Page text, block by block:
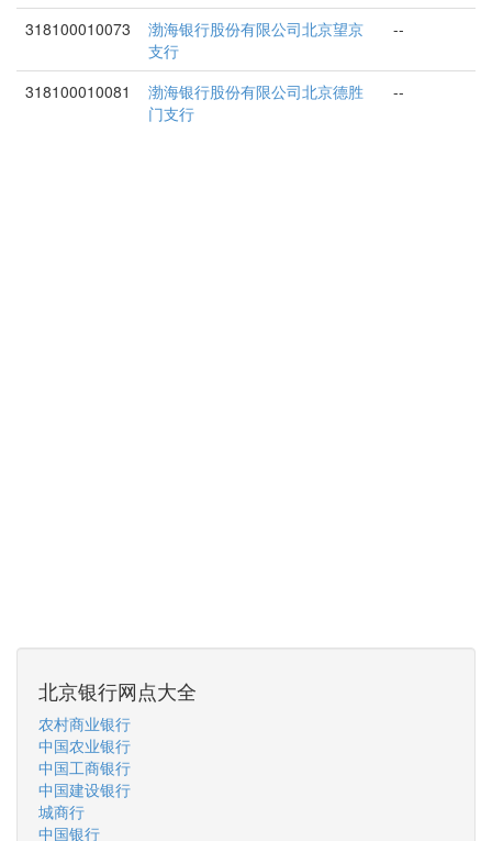
318100010073
渤海银行股份有限公司北京望京
支行
--
318100010081
渤海银行股份有限公司北京德胜
门支行
--
北京银行网点大全
农村商业银行
中国农业银行
中国工商银行
中国建设银行
城商行
中国银行